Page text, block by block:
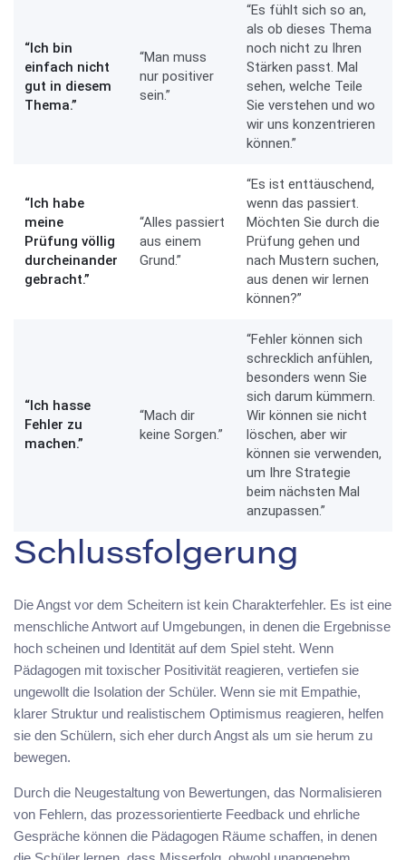
“Ich bin
einfach nicht
gut in diesem
Thema.”
“Man muss
nur positiver
sein.”
“Es fühlt sich so an,
als ob dieses Thema
noch nicht zu Ihren
Stärken passt. Mal
sehen, welche Teile
Sie verstehen und wo
wir uns konzentrieren
können.”
“Ich habe
meine
Prüfung völlig
durcheinander
gebracht.”
“Alles passiert
aus einem
Grund.”
“Es ist enttäuschend,
wenn das passiert.
Möchten Sie durch die
Prüfung gehen und
nach Mustern suchen,
aus denen wir lernen
können?”
“Ich hasse
Fehler zu
machen.”
“Mach dir
keine Sorgen.”
“Fehler können sich
schrecklich anfühlen,
besonders wenn Sie
sich darum kümmern.
Wir können sie nicht
löschen, aber wir
können sie verwenden,
um Ihre Strategie
beim nächsten Mal
anzupassen.”
Schlussfolgerung
Die Angst vor dem Scheitern ist kein Charakterfehler. Es ist eine
menschliche Antwort auf Umgebungen, in denen die Ergebnisse
hoch scheinen und Identität auf dem Spiel steht. Wenn
Pädagogen mit toxischer Positivität reagieren, vertiefen sie
ungewollt die Isolation der Schüler. Wenn sie mit Empathie,
klarer Struktur und realistischem Optimismus reagieren, helfen
sie den Schülern, sich eher durch Angst als um sie herum zu
bewegen.
Durch die Neugestaltung von Bewertungen, das Normalisieren
von Fehlern, das prozessorientierte Feedback und ehrliche
Gespräche können die Pädagogen Räume schaffen, in denen